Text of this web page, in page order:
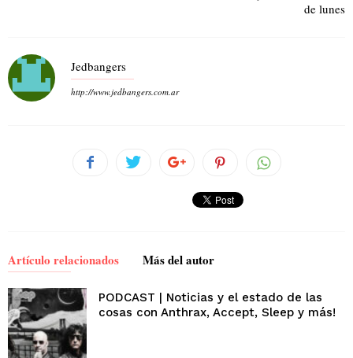
de lunes
Jedbangers
http://www.jedbangers.com.ar
Artículo relacionados Más del autor
PODCAST | Noticias y el estado de las
cosas con Anthrax, Accept, Sleep y más!